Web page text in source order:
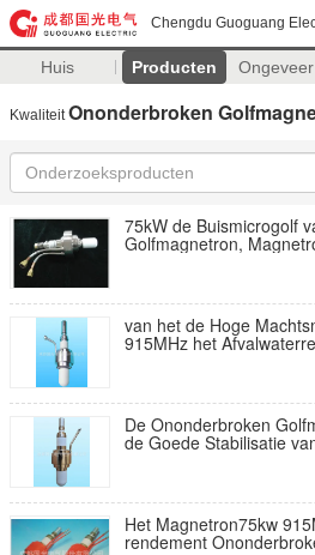
Chengdu Guoguang
Huis Producten
KwaliteitOnonderbroken
75kW de Buismicrogolf
Golfmagnetron,
van het de Hoge
915MHz het
De Ononderbroken
de Goede Stabilisatie
Het Magnetron75kw
rendement